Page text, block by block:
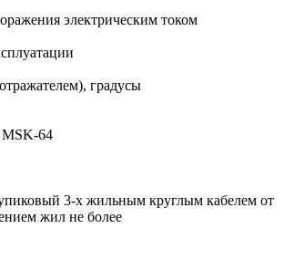
электрическим током
градусы
МSK-64
3-х жильным круглым кабелем от
жил не более